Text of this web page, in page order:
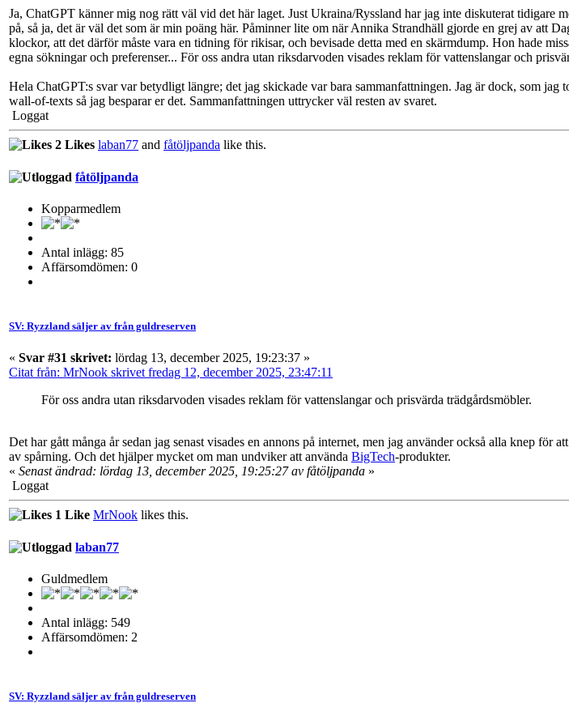
Ja, ChatGPT känner mig nog rätt väl vid det här laget. Just Ukraina/Ryssland har jag inte diskuterat tidigare
på, så ja, det är väl det som är min poäng här. Påminner lite om när Annika Strandhäll gjorde en grej av att
klockor, att det därför måste vara en tidning för rikisar, och bevisade detta med en skärmdump. Hon hade
egna sökningar och preferenser... För oss andra utan riksdarvoden visades reklam för vattenslangar och
Hela ChatGPT:s svar var betydligt längre; det jag skickade var bara sammanfattningen. Jag är dock, som jag
wall-of-texts så jag besparar er det. Sammanfattningen uttrycker väl resten av svaret.
Loggat
2 Likes laban77 and fåtöljpanda like this.
fåtöljpanda
Kopparmedlem
Antal inlägg: 85
Affärsomdömen: 0
SV: Ryzzland säljer av från guldreserven
« Svar #31 skrivet: lördag 13, december 2025, 19:23:37 »
Citat från: MrNook skrivet fredag 12, december 2025, 23:47:11
För oss andra utan riksdarvoden visades reklam för vattenslangar och prisvärda trädgårdsmöbler.
Det har gått många år sedan jag senast visades en annons på internet, men jag använder också alla knep för
av spårning. Och det hjälper mycket om man undviker att använda BigTech-produkter.
« Senast ändrad: lördag 13, december 2025, 19:25:27 av fåtöljpanda »
Loggat
1 Like MrNook likes this.
laban77
Guldmedlem
Antal inlägg: 549
Affärsomdömen: 2
SV: Ryzzland säljer av från guldreserven